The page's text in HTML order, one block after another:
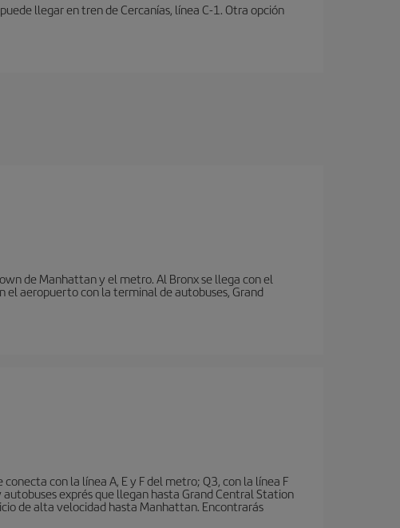
llegar en tren de Cercanías, línea C-1. Otra opción
de Manhattan y el metro. Al Bronx se llega con el
el aeropuerto con la terminal de autobuses, Grand
con la línea A, E y F del metro; Q3, con la línea F
exprés que llegan hasta Grand Central Station
de alta velocidad hasta Manhattan. Encontrarás